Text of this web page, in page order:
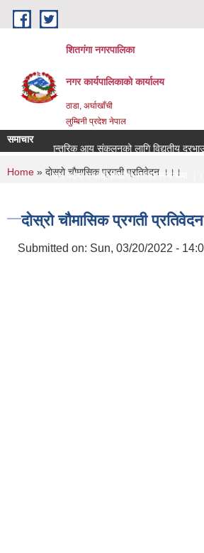
Skip to main content
शितगंगा नगरपालिका
नगर कार्यपालिकाकाे कार्यालय
ठाडा, अर्घाखाँची
लुम्बिनी प्रदेश नेपाल
समाचार
आन्तरिक आय संकलनको लागि विद्युतीय
रिक्त पदमा स्थायी शिक्षक सरुवा सम्बन्धमा ।।।
You are here
Home » दाेस्राे चाैमासिक प्रगती प्रतिवेदन ।।।
दाेस्राे चाैमासिक प्रगती
Submitted on: Sun, 03/20/2022 -